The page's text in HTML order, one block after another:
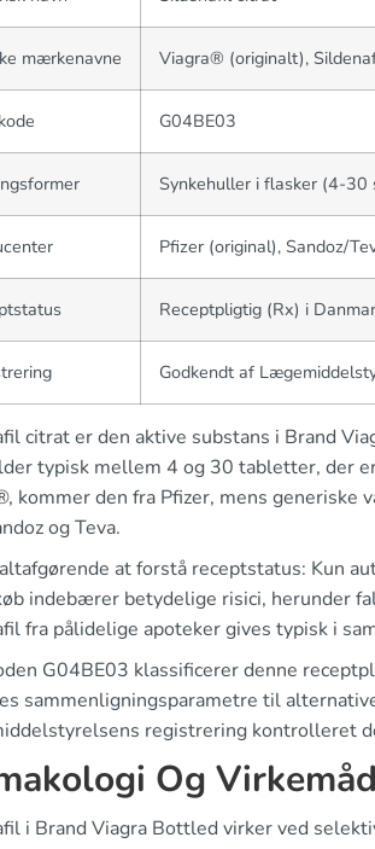
mærkenavne Viagra® (originalt),
G04BE03
Synkehuller i flasker (4-30
Pfizer (original), Sandoz/
Receptpligtig (Rx) i
Godkendt af
citrat er den aktive substans i Brand
typisk mellem 4 og 30 tabletter, der
kommer den fra Pfizer, mens generiske
og Teva.
at forstå receptstatus: Kun
indebærer betydelige risici, herunder
fra pålidelige apoteker gives typisk i
G04BE03 klassificerer denne
sammenligningsparametre til
registrering kontrolleret
Og
i Brand Viagra Bottled virker ved